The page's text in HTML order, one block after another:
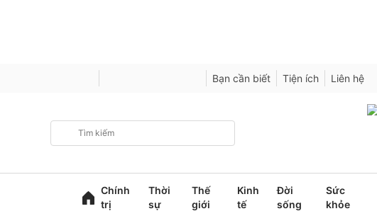
Bạn cần biết Tiện ích Liên hệ
Chính
trị
Thời
sự
Thế
giới
Kinh
tế
Đời
sống
Sức
khỏe